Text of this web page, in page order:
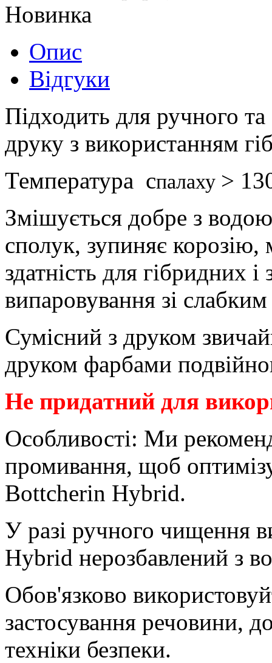
Новинка
Опис
Відгуки
Підходить для ручного
друку з використанням
Температура спалаху >
Змішується добре з
сполук, зупиняє
здатність для гібридних
випаровування зі
Сумісний з друком
друком фарбами
Не придатний для
Особливості: Ми
промивання, щоб
Bottcherin Hybrid.
У разі ручного чищення
Hybrid нерозбавлений з
Обов'язково
застосування речовини,
техніки безпеки.